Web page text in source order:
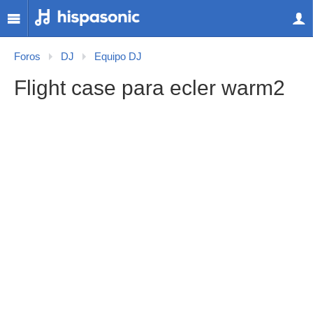
Foros DJ Equipo DJ
Flight case para ecler warm2